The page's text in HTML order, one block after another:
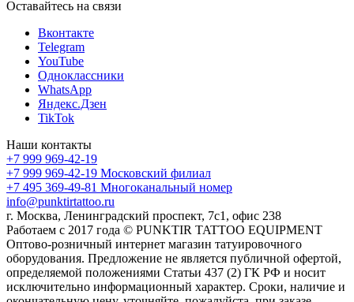
Оставайтесь на связи
Вконтакте
Telegram
YouTube
Одноклассники
WhatsApp
Яндекс.Дзен
TikTok
Наши контакты
+7 999 969-42-19
+7 999 969-42-19 Московский филиал
+7 495 369-49-81 Многоканальный номер
info@punktirtattoo.ru
г. Москва, Ленинградский проспект, 7с1, офис 238
Работаем с 2017 года © PUNKTIR TATTOO EQUIPMENT
Оптово-розничный интернет магазин татуировочного
оборудования. Предложение не является публичной офертой,
определяемой положениями Статьи 437 (2) ГК РФ и носит
исключительно информационный характер. Сроки, наличие и